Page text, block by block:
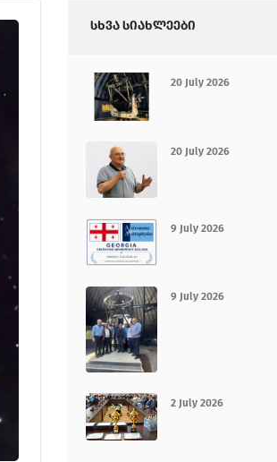
სხვა სიახლეები
20 July 2026
20 July 2026
9 July 2026
9 July 2026
2 July 2026